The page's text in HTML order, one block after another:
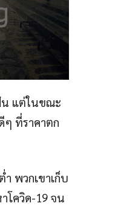
น แต่ในขณะ
ๆ ที่ราคาตก
พวกเขาเก็บ
โควิด-19 จน